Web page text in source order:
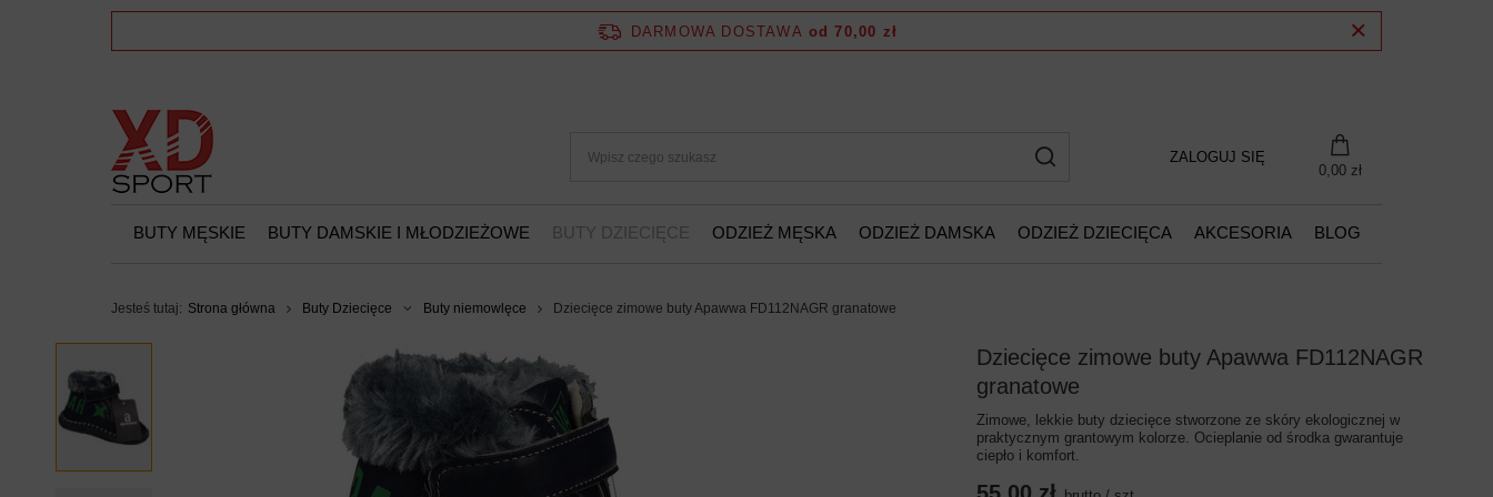
DARMOWA DOSTAWA od 70,00 zł
ZALOGUJ SIĘ
0,00 zł
BUTY MĘSKIE BUTY DAMSKIE I MŁODZIEŻOWE BUTY DZIECIĘCE ODZIEŻ MĘSKA ODZIEŻ DAMSKA ODZIEŻ DZIECIĘCA AKCESORIA BLOG
Jesteś tutaj: Strona główna Buty Dziecięce Buty niemowlęce Dziecięce zimowe buty Apawwa FD112NAGR granatowe
Dziecięce zimowe buty Apawwa FD112NAGR
granatowe
Zimowe, lekkie buty dziecięce stworzone ze skóry ekologicznej w
praktycznym grantowym kolorze. Ocieplanie od środka gwarantuje
ciepło i komfort.